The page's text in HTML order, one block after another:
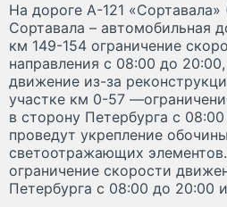
На дороге А-121
Сортавала – автомобильная
км 149-154 ограничение
направления с 08:00 до
движение из-за
участке км 0-57
в сторону Петербурга с
проведут укрепление
светоотражающих
ограничение скорости
Петербурга с 08:00 до 20:00